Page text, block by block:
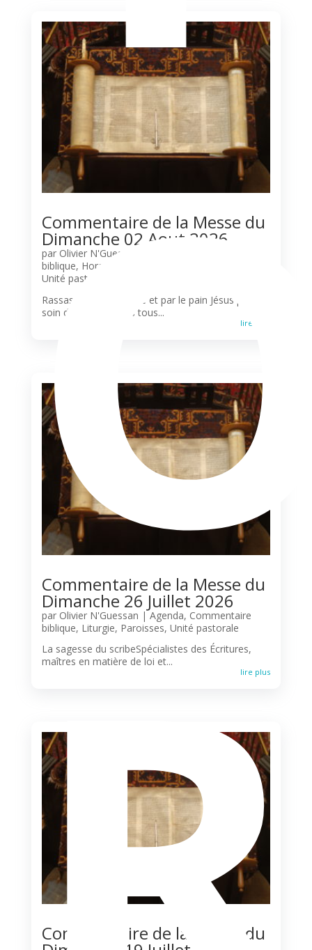
Commentaire de la Messe du
Dimanche 02 Aout 2026
par Olivier N'Guessan
biblique, Horaires des messes
Unité pastorale
Rassasiés par la Parole et par le pain Jésus prend
soin de la foule dans tous...
lire plus
Commentaire de la Messe du
Dimanche 26 Juillet 2026
par Olivier N'Guessan |Agenda, Commentaire
biblique, Liturgie, Paroisses, Unité pastorale
La sagesse du scribeSpécialistes des Écritures,
maîtres en matière de loi et...
lire plus
Commentaire de la Messe du